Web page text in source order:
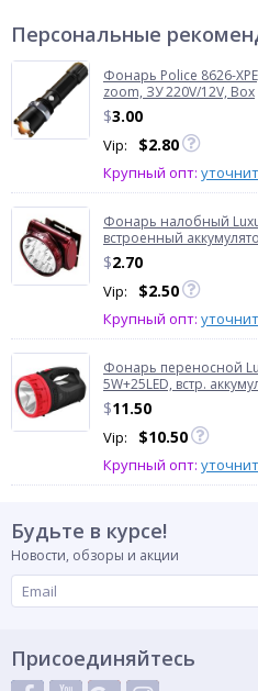
Персональные
Фонарь Police 8626-
zoom, ЗУ 220V/12V, Box
$3.00
Vip: $2.80
Крупный опт:
Фонарь налобный
встроенный
$2.70
Vip: $2.50
Крупный опт:
Фонарь переносной
5W+25LED, встр.
$11.50
Vip: $10.50
Крупный опт:
Будьте в курсе!
Новости, обзоры и акции
Присоединяйтесь